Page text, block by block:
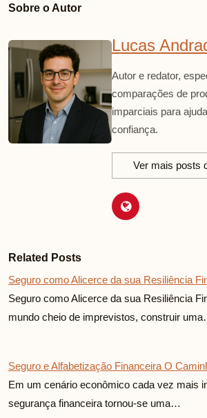
Sobre o Autor
Lucas
Autor e redator,
comparações de
imparciais para
confiança.
Ver mais posts
Related Posts
Seguro como Alicerce da sua Resiliência
Seguro como Alicerce da sua Resiliência
mundo cheio de imprevistos, construir
Seguro e Alfabetização Financeira O
Em um cenário econômico cada vez mais
segurança financeira tornou-se uma…